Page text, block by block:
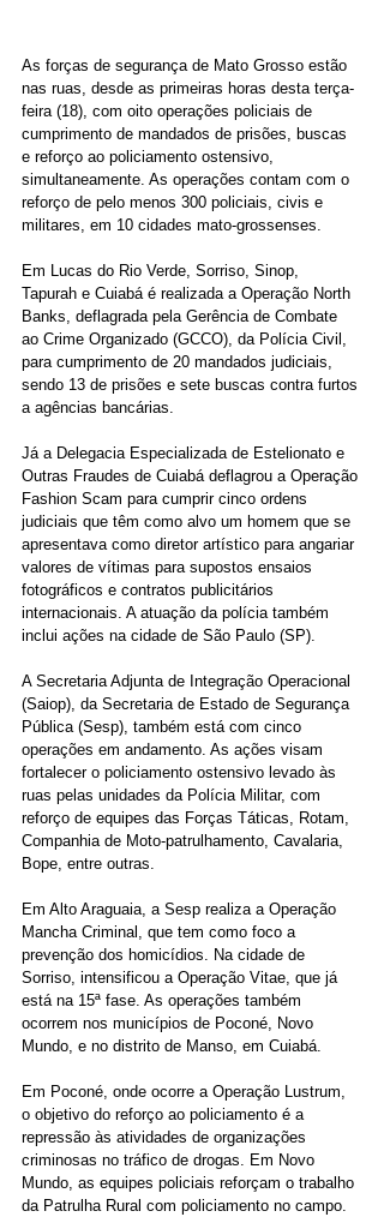
As forças de segurança de Mato Grosso estão
nas ruas, desde as primeiras horas desta terça-
feira (18), com oito operações policiais de
cumprimento de mandados de prisões, buscas
e reforço ao policiamento ostensivo,
simultaneamente. As operações contam com o
reforço de pelo menos 300 policiais, civis e
militares, em 10 cidades mato-grossenses.
Em Lucas do Rio Verde, Sorriso, Sinop,
Tapurah e Cuiabá é realizada a Operação North
Banks, deflagrada pela Gerência de Combate
ao Crime Organizado (GCCO), da Polícia Civil,
para cumprimento de 20 mandados judiciais,
sendo 13 de prisões e sete buscas contra furtos
a agências bancárias.
Já a Delegacia Especializada de Estelionato e
Outras Fraudes de Cuiabá deflagrou a Operação
Fashion Scam para cumprir cinco ordens
judiciais que têm como alvo um homem que se
apresentava como diretor artístico para angariar
valores de vítimas para supostos ensaios
fotográficos e contratos publicitários
internacionais. A atuação da polícia também
inclui ações na cidade de São Paulo (SP).
A Secretaria Adjunta de Integração Operacional
(Saiop), da Secretaria de Estado de Segurança
Pública (Sesp), também está com cinco
operações em andamento. As ações visam
fortalecer o policiamento ostensivo levado às
ruas pelas unidades da Polícia Militar, com
reforço de equipes das Forças Táticas, Rotam,
Companhia de Moto-patrulhamento, Cavalaria,
Bope, entre outras.
Em Alto Araguaia, a Sesp realiza a Operação
Mancha Criminal, que tem como foco a
prevenção dos homicídios. Na cidade de
Sorriso, intensificou a Operação Vitae, que já
está na 15ª fase. As operações também
ocorrem nos municípios de Poconé, Novo
Mundo, e no distrito de Manso, em Cuiabá.
Em Poconé, onde ocorre a Operação Lustrum,
o objetivo do reforço ao policiamento é a
repressão às atividades de organizações
criminosas no tráfico de drogas. Em Novo
Mundo, as equipes policiais reforçam o trabalho
da Patrulha Rural com policiamento no campo.